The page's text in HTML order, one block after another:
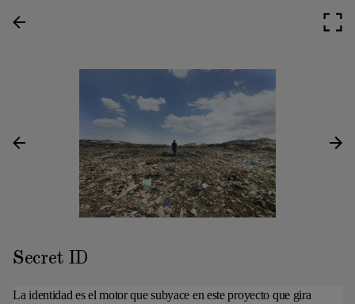
Secret ID
La identidad es el motor que subyace en este proyecto que gira